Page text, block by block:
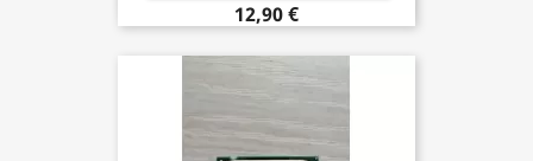
12,90 €